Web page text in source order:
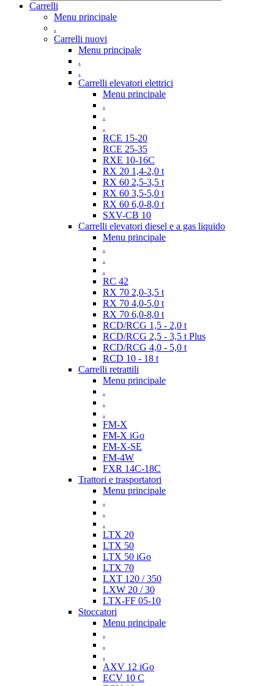
Carrelli
Menu principale
.
Carrelli nuovi
Menu principale
.
.
Carrelli elevatori elettrici
Menu principale
.
.
.
RCE 15-20
RCE 25-35
RXE 10-16C
RX 20 1,4-2,0 t
RX 60 2,5-3,5 t
RX 60 3,5-5,0 t
RX 60 6,0-8,0 t
SXV-CB 10
Carrelli elevatori diesel e a gas liquido
Menu principale
.
.
.
RC 42
RX 70 2,0-3,5 t
RX 70 4,0-5,0 t
RX 70 6,0-8,0 t
RCD/RCG 1,5 - 2,0 t
RCD/RCG 2,5 - 3,5 t Plus
RCD/RCG 4,0 - 5,0 t
RCD 10 - 18 t
Carrelli retrattili
Menu principale
.
.
.
FM-X
FM-X iGo
FM-X-SE
FM-4W
FXR 14C-18C
Trattori e trasportatori
Menu principale
.
.
.
LTX 20
LTX 50
LTX 50 iGo
LTX 70
LXT 120 / 350
LXW 20 / 30
LTX-FF 05-10
Stoccatori
Menu principale
.
.
.
AXV 12 iGo
ECV 10 C